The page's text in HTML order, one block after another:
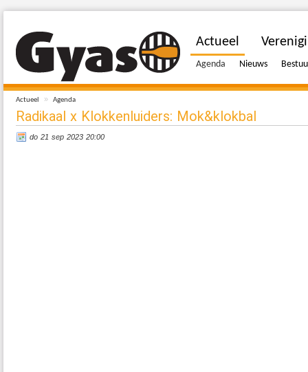
Actueel » Agenda
Actueel
Agenda Nieuws
Radikaal x Klokkenluiders: Mok&klokbal
do 21 sep 2023 20:00